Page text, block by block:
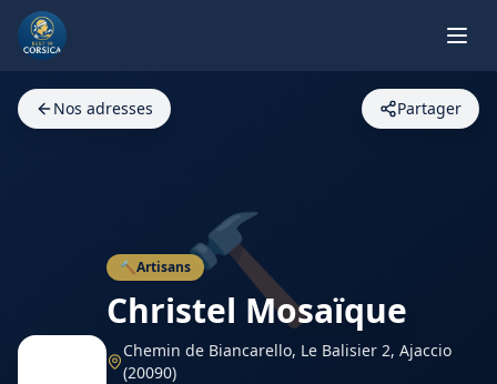
🔨
Nos adresses Partager
🔨Artisans
Christel Mosaïque
Chemin de Biancarello, Le Balisier 2, Ajaccio
(20090)